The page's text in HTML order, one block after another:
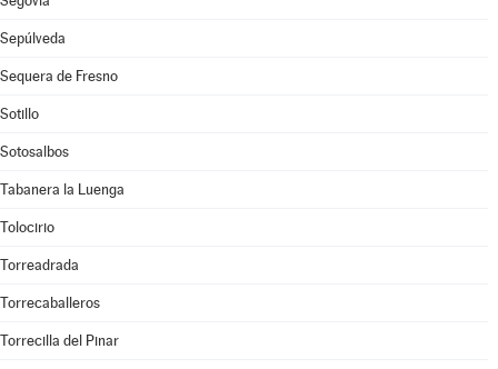
Sepúlveda
Sequera de Fresno
Sotillo
Sotosalbos
Tabanera la Luenga
Tolocirio
Torreadrada
Torrecaballeros
Torrecilla del Pinar